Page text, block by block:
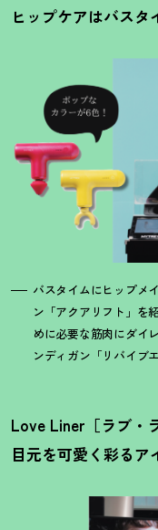
ヒップケアはバスタ
バスタイムにヒップメ
ン「アクアリフト」を
めに必要な筋肉にダイ
ンディガン「リバイブ
Love Liner［ラブ・
目元を可愛く彩るア